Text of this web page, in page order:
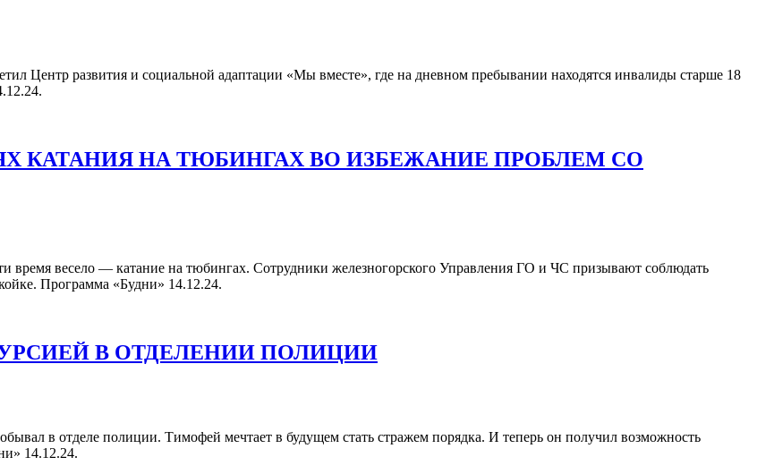
Центр развития и социальной адаптации «Мы вместе», где на дневном пребывании находятся инвалиды старше 18
КАТАНИЯ НА ТЮБИНГАХ ВО ИЗБЕЖАНИЕ ПРОБЛЕМ СО
весело — катание на тюбингах. Сотрудники железногорского Управления ГО и ЧС призывают соблюдать
Программа «Будни» 14.12.24.
В ОТДЕЛЕНИИ ПОЛИЦИИ
в отделе полиции. Тимофей мечтает в будущем стать стражем порядка. И теперь он получил возможность
14.12.24.